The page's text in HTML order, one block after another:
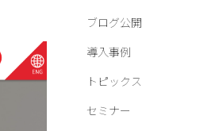
ブログ公開
導入事例
トピックス
セミナー